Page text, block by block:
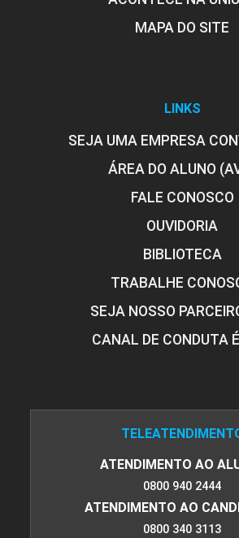
MAPA DO SITE
LINKS
SEJA UMA EMPRESA
ÁREA DO ALUNO
FALE CONOSCO
OUVIDORIA
BIBLIOTECA
TRABALHE
SEJA NOSSO
CANAL DE CONDUTA
ATENDIMENTO AO
0800 940 2444
ATENDIMENTO AO
0800 340 3113